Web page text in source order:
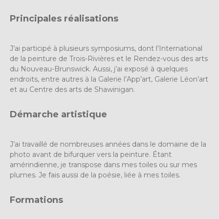
Principales réalisations
J’ai participé à plusieurs symposiums, dont l’International
de la peinture de Trois-Rivières et le Rendez-vous des arts
du Nouveau-Brunswick. Aussi, j’ai exposé à quelques
endroits, entre autres à la Galerie l’App’art, Galerie Léon’art
et au Centre des arts de Shawinigan.
Démarche artistique
J’ai travaillé de nombreuses années dans le domaine de la
photo avant de bifurquer vers la peinture. Étant
amérindienne, je transpose dans mes toiles ou sur mes
plumes. Je fais aussi de la poésie, liée à mes toiles.
Formations